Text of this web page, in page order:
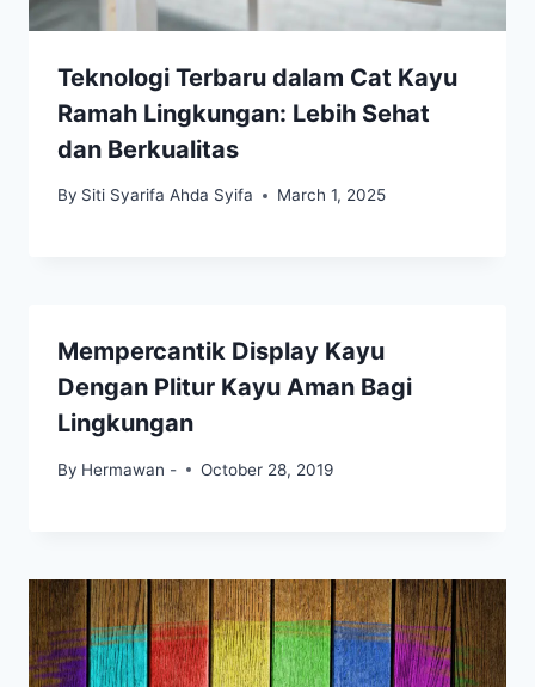
Teknologi Terbaru dalam Cat Kayu
Ramah Lingkungan: Lebih Sehat
dan Berkualitas
By Siti Syarifa Ahda Syifa March 1, 2025
Mempercantik Display Kayu
Dengan Plitur Kayu Aman Bagi
Lingkungan
By Hermawan - October 28, 2019